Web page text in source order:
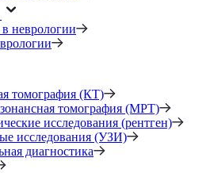
неврологии
томография (КТ)
томография (МРТ)
исследования (рентген)
исследования (УЗИ)
диагностика